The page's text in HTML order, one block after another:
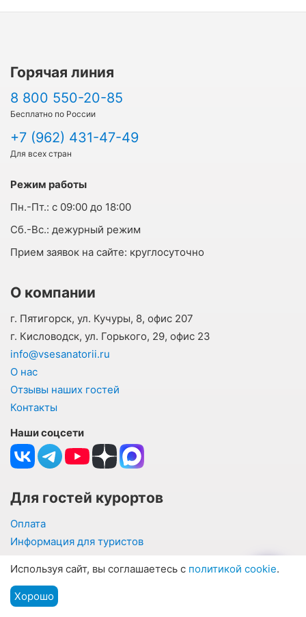
Горячая линия
8 800 550-20-85
Бесплатно по России
+7 (962) 431-47-49
Для всех стран
Режим работы
Пн.-Пт.: с 09:00 до 18:00
Cб.-Вс.: дежурный режим
Прием заявок на сайте: круглосуточно
О компании
г. Пятигорск, ул. Кучуры, 8, офис 207
г. Кисловодск, ул. Горького, 29, офис 23
info@vsesanatorii.ru
О нас
Отзывы наших гостей
Контакты
Наши соцсети
Для гостей курортов
Оплата
Информация для туристов
Подбор санатория по параметрам
Написать отзыв о санатории
Меню
Используя сайт, вы соглашаетесь с политикой cookie.
Хорошо